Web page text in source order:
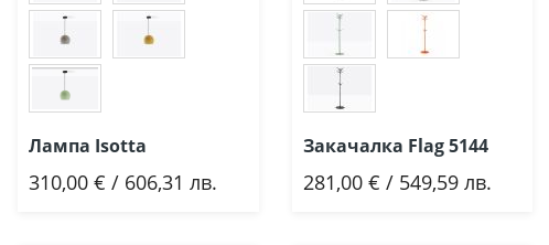
Лампа Isotta
310,00 € / 606,31 лв.
Добави
Закачалка Flag 5144
281,00 € / 549,59 лв.
Добави